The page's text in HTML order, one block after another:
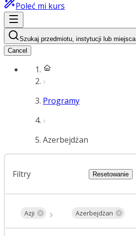
Poleć mi kurs
Szukaj przedmiotu, instytucji lub miejsca
Cancel
Programy
Azerbejdżan
Filtry Resetowanie
Azji Azerbejdżan